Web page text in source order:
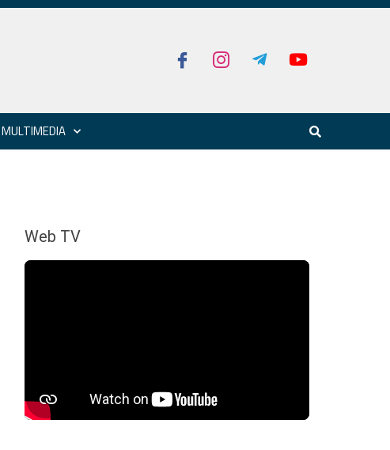
MULTIMEDIA
Web TV